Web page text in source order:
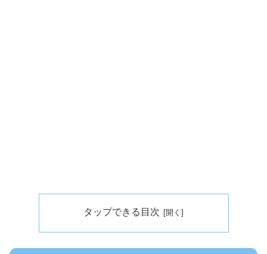
タップできる目次